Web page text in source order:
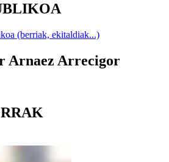
(berriak, ekitaldiak...)
Arnaez Arrecigor